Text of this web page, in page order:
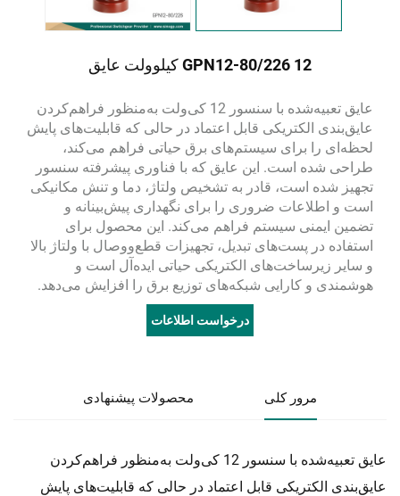
GPN12-80/226 12 کیلوولت عایق
عایق تعبیه‌شده با سنسور 12 کی‌ولت به‌منظور فراهم‌کردن
عایق‌بندی الکتریکی قابل اعتماد در حالی که قابلیت‌های پایش
لحظه‌ای را برای سیستم‌های برق حیاتی فراهم می‌کند،
طراحی شده است. این عایق که با فناوری پیشرفته سنسور
تجهیز شده است، قادر به تشخیص ولتاژ، دما و تنش مکانیکی
است و اطلاعات ضروری را برای نگهداری پیش‌بینانه و
تضمین ایمنی سیستم فراهم می‌کند. این محصول برای
استفاده در پست‌های تبدیل، تجهیزات قطع‌ووصال با ولتاژ بالا
و سایر زیرساخت‌های الکتریکی حیاتی ایده‌آل است و
هوشمندی و کارایی شبکه‌های توزیع برق را افزایش می‌دهد.
درخواست اطلاعات
مرور کلی محصولات پیشنهادی
عایق تعبیه‌شده با سنسور 12 کی‌ولت به‌منظور فراهم‌کردن
عایق‌بندی الکتریکی قابل اعتماد در حالی که قابلیت‌های پایش